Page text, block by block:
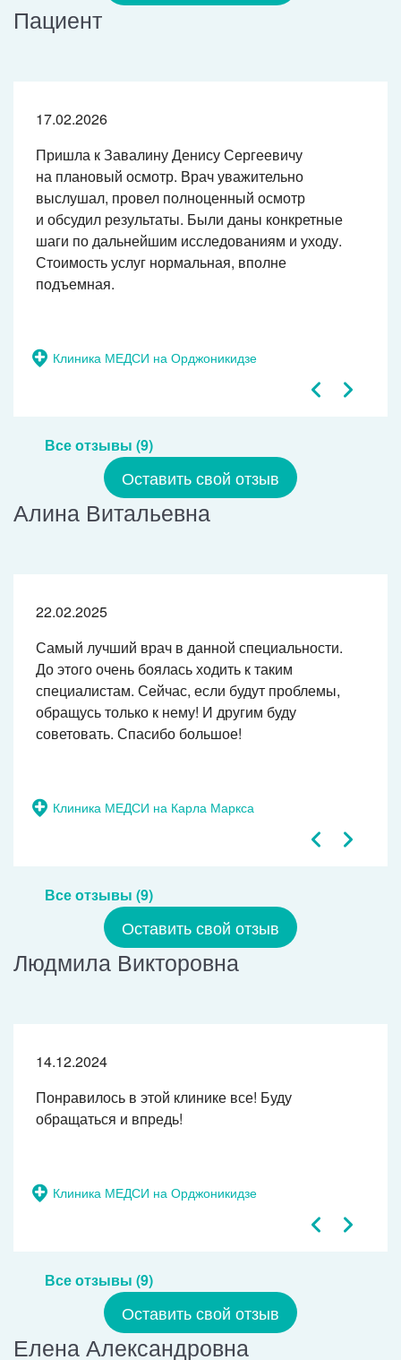
Пациент
Клиника МЕДСИ на Орджоникидзе
17.02.2026
Пришла к Завалину Денису Сергеевичу
на плановый осмотр. Врач уважительно
выслушал, провел полноценный осмотр
и обсудил результаты. Были даны конкретные
шаги по дальнейшим исследованиям и уходу.
Стоимость услуг нормальная, вполне
подъемная.
Все отзывы (9)
Оставить свой отзыв
Алина Витальевна
Клиника МЕДСИ на Карла Маркса
22.02.2025
Самый лучший врач в данной специальности.
До этого очень боялась ходить к таким
специалистам. Сейчас, если будут проблемы,
обращусь только к нему! И другим буду
советовать. Спасибо большое!
Все отзывы (9)
Оставить свой отзыв
Людмила Викторовна
Клиника МЕДСИ на Орджоникидзе
14.12.2024
Понравилось в этой клинике все! Буду
обращаться и впредь!
Все отзывы (9)
Оставить свой отзыв
Елена Александровна